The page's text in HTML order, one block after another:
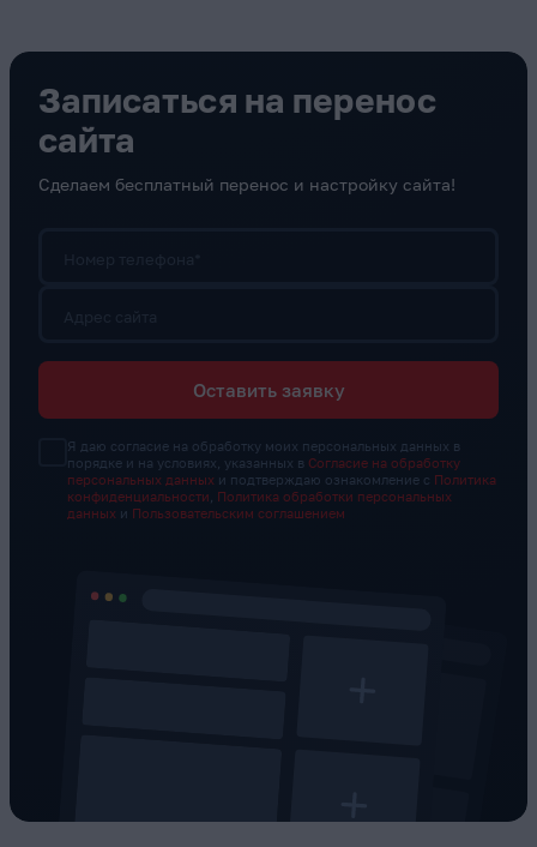
Записаться на перенос
сайта
Сделаем бесплатный перенос и настройку сайта!
Оставить заявку
Я даю согласие на обработку моих персональных данных в
порядке и на условиях, указанных в Согласие на обработку
персональных данных и подтверждаю ознакомление с Политика
конфиденциальности
Политика обработки персональных
данных и Пользовательским соглашением